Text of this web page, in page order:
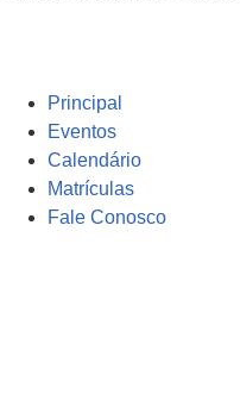
Principal
Eventos
Calendário
Matrículas
Fale Conosco